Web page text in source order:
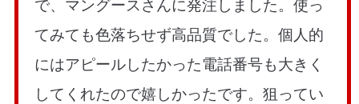
で、マングースさんに発注しました。使っ
てみても色落ちせず高品質でした。個人的
にはアピールしたかった電話番号も大きく
してくれたので嬉しかったです。狙ってい